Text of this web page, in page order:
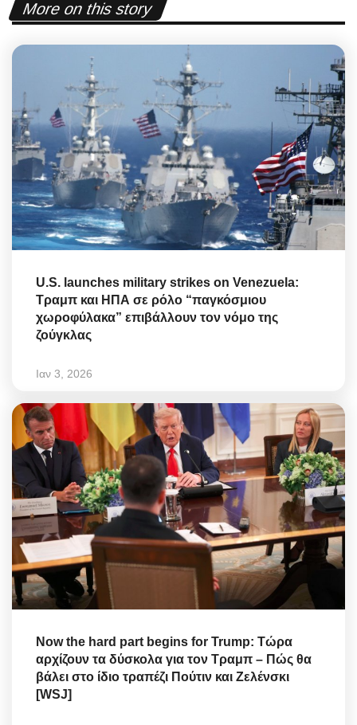
More on this story
U.S. launches military strikes on Venezuela:
Τραμπ και ΗΠΑ σε ρόλο “παγκόσμιου
χωροφύλακα” επιβάλλουν τον νόμο της
ζούγκλας
Ιαν 3, 2026
Now the hard part begins for Trump: Τώρα
αρχίζουν τα δύσκολα για τον Τραμπ – Πώς θα
βάλει στο ίδιο τραπέζι Πούτιν και Ζελένσκι
[WSJ]